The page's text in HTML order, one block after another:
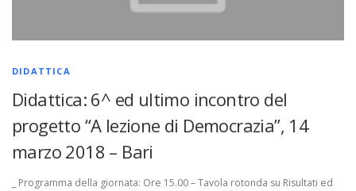
DIDATTICA
Didattica: 6^ ed ultimo incontro del
progetto “A lezione di Democrazia”, 14
marzo 2018 – Bari
_ Programma della giornata: Ore 15.00 – Tavola rotonda su Risultati ed